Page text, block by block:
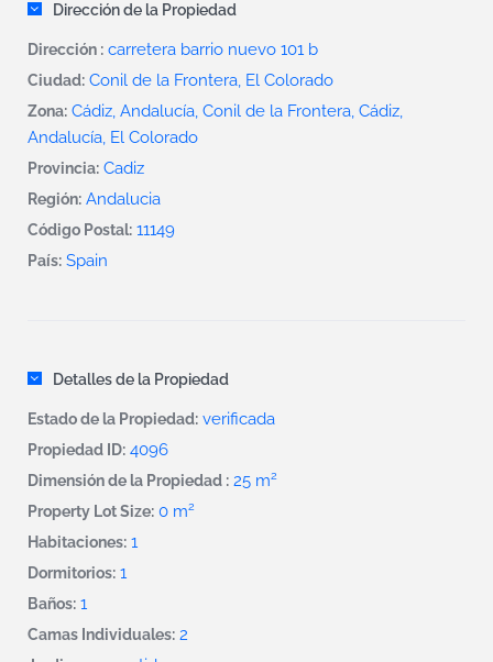
Dirección de la Propiedad
Dirección : carretera barrio nuevo 101 b
Ciudad: Conil de la Frontera, El Colorado
Zona: Cádiz, Andalucía, Conil de la Frontera, Cádiz,
Andalucía, El Colorado
Provincia: Cadiz
Región: Andalucia
Código Postal: 11149
País: Spain
Detalles de la Propiedad
Estado de la Propiedad: verificada
Propiedad ID: 4096
Dimensión de la Propiedad : 25 m2
Property Lot Size: 0 m2
Habitaciones: 1
Dormitorios: 1
Baños: 1
Camas Individuales: 2